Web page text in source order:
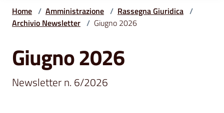
tematiche
Home / Amministrazione / Rassegna Giuridica /
Archivio Newsletter / Giugno 2026
Salta al contenuto
Giugno 2026
Newsletter n. 6/2026